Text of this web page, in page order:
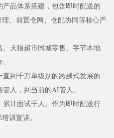
品体系搭建，包含即时配送的
、前置仓网、仓配协同等核心产
、天猫超市同城零售、字节本地
到千万单级别的跨越式发展的
人，到当前的AI管人。
计面试千人。作为即时配送行
训宣讲。